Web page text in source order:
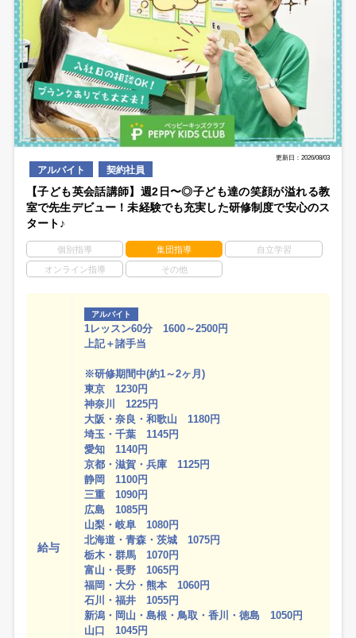
更新日：2026/08/03
アルバイト 契約社員
【子ども英会話講師】週2日〜◎子ども達の笑顔が溢れる教
室で先生デビュー！未経験でも充実した研修制度で安心のス
タート♪
個別指導 集団指導 自立学習
オンライン指導 その他
給与
アルバイト
1レッスン60分 1600～2500円
上記＋諸手当
※研修期間中(約1～2ヶ月)
東京 1230円
神奈川 1225円
大阪・奈良・和歌山 1180円
埼玉・千葉 1145円
愛知 1140円
京都・滋賀・兵庫 1125円
静岡 1100円
三重 1090円
広島 1085円
山梨・岐阜 1080円
北海道・青森・茨城 1075円
栃木・群馬 1070円
富山・長野 1065円
福岡・大分・熊本 1060円
石川・福井 1055円
新潟・岡山・島根・鳥取・香川・徳島 1050円
山口 1045円